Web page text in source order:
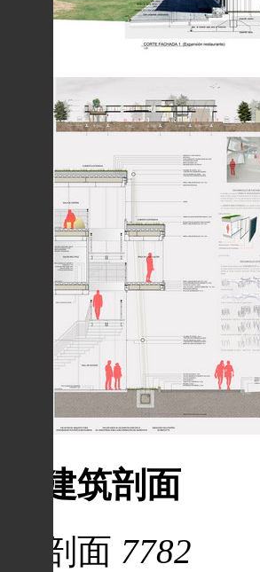
建筑剖面
剖面 7782